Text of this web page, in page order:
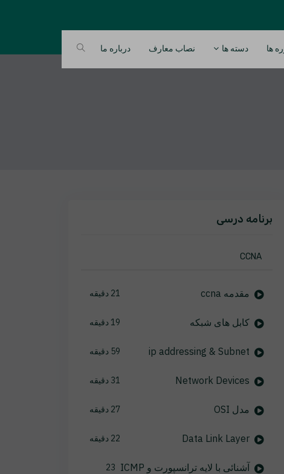
ها دسته ها نصاب معارف درباره ما
برنامه درسی
CCNA
مقدمه ccna 21 دقیقه
کابل های شبکه 19 دقیقه
ip addressing & Subnet 59 دقیقه
Network Devices 31 دقیقه
مدل OSI 27 دقیقه
Data Link Layer 22 دقیقه
آشنائی با لایه ترانسپورت و ICMP 23